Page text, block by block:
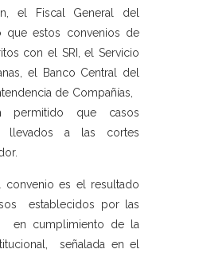
el Fiscal General del
que estos convenios de
con el SRI, el Servicio
el Banco Central del
de Compañías,
permitido que casos
llevados a las cortes
convenio es el resultado
establecidos por las
en cumplimiento de la
señalada en el